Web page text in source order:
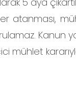
atanması,
Kanun
mühlet